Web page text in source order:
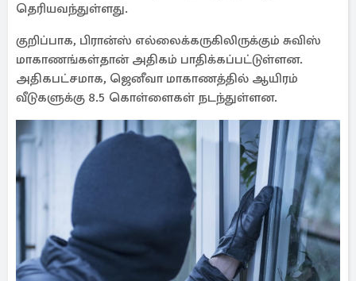
தெரியவந்துள்ளது.
குறிப்பாக, பிரான்ஸ் எல்லைக்கருகிலிருக்கும் சுவிஸ்
மாகாணங்கள்தான் அதிகம் பாதிக்கப்பட்டுள்ளன.
அதிகபட்சமாக, ஜெனீவா மாகாணத்தில் ஆயிரம்
வீடுகளுக்கு 8.5 கொள்ளைகள் நடந்துள்ளன.